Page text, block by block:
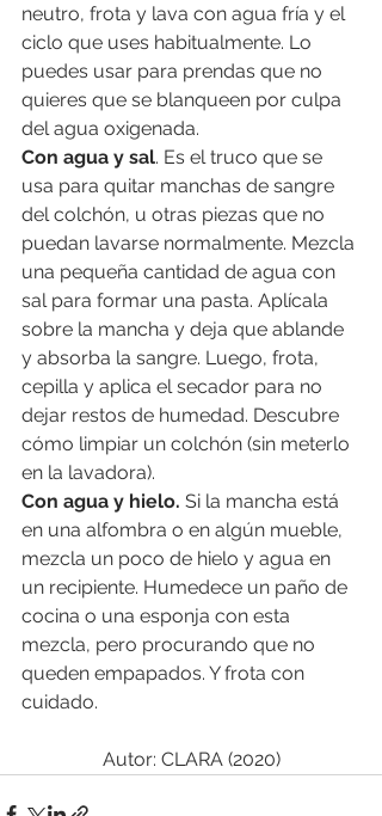
neutro, frota y lava con agua fría y el
ciclo que uses habitualmente. Lo
puedes usar para prendas que no
quieres que se blanqueen por culpa
del agua oxigenada.
Con agua y sal. Es el truco que se
usa para quitar manchas de sangre
del colchón, u otras piezas que no
puedan lavarse normalmente. Mezcla
una pequeña cantidad de agua con
sal para formar una pasta. Aplícala
sobre la mancha y deja que ablande
y absorba la sangre. Luego, frota,
cepilla y aplica el secador para no
dejar restos de humedad. Descubre
cómo limpiar un colchón (sin meterlo
en la lavadora).
Con agua y hielo. Si la mancha está
en una alfombra o en algún mueble,
mezcla un poco de hielo y agua en
un recipiente. Humedece un paño de
cocina o una esponja con esta
mezcla, pero procurando que no
queden empapados. Y frota con
cuidado.
Autor: CLARA (2020)